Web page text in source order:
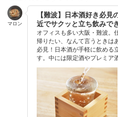
マロン
【難波】日本酒好き必見
近でサクッと立ち飲みで
オフィスも多い大阪・難波。
帰りたい、なんて言うときは
必見！日本酒が手軽に飲める
す。中には限定酒やプレミア酒